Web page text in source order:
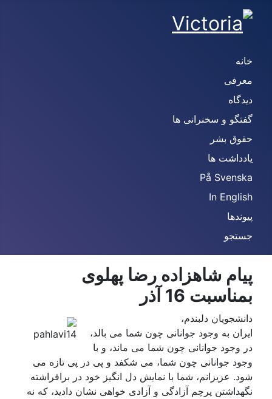
خانه
معرفی
دیدگاه
گفتگو و سخنرانی ها
حقوق بشر
یادداشت ها
På Svenska
In English
پیوندها
جستجو
پیام شاهزاده رضا پهلوی
بمناسبت 16 آذر
دانشجویان دلبندم،
ایران به وجود جوانانی چون شما می بالد،
در وجود جوانانی چون شما می ماند، و با
وجود جوانانی چون شما، می شکفد و پی در پی تازه می
شود. عزیزانم، شما با نمایش دل انگیز خود در برافراشته
نگهداشتن پرچم آزادگی و آزادی خواهی نشان دادید، که نه